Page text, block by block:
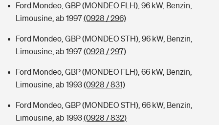
Kinderunfall-Check: Mehr Sicherheit für deine Kids
Sie haben Fragen?
Ford Mondeo, GBP (MONDEO FLH), 96 kW, Benzin,
Limousine, ab 1997(0928 / 296)
Ford Mondeo, GBP (MONDEO STH), 96 kW, Benzin,
Limousine, ab 1997(0928 / 297)
Ford Mondeo, GBP (MONDEO FLH), 66 kW, Benzin,
Limousine, ab 1993(0928 / 831)
Ford Mondeo, GBP (MONDEO STH), 66 kW, Benzin,
Limousine, ab 1993(0928 / 832)